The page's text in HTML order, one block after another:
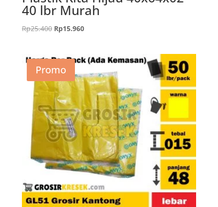
40 lbr Murah
Rp25.400 Harga
Rp25.400.
Rp15.960Harga
adalah:
Rp15.960.
Promo